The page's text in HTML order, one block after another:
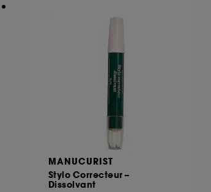
MANUCURIST
Stylo Correcteur –
Dissolvant